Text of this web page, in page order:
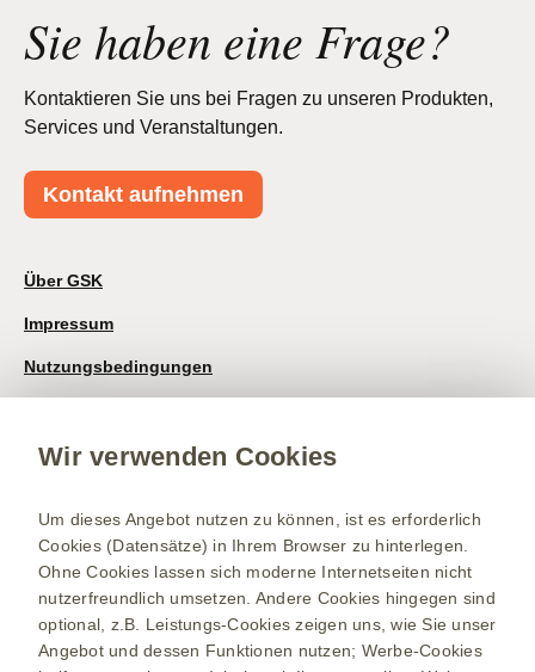
Sie haben eine Frage?
Kontaktieren Sie uns bei Fragen zu unseren Produkten,
Services und Veranstaltungen.
Kontakt aufnehmen
Über GSK
Impressum
Nutzungsbedingungen
Kontakt/Nebenwirkung melden
Bestellservice
Therapiegebiete
Meningokokken-Erkrankungen
Gürtelrose-Erkrankung
Wir verwenden Cookies
Um dieses Angebot nutzen zu können, ist es erforderlich
Cookies (Datensätze) in Ihrem Browser zu hinterlegen.
Ohne Cookies lassen sich moderne Internetseiten nicht
nutzerfreundlich umsetzen. Andere Cookies hingegen sind
optional, z.B. Leistungs-Cookies zeigen uns, wie Sie unser
Angebot und dessen Funktionen nutzen; Werbe-Cookies